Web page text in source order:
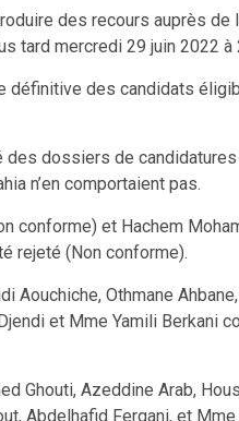
des recours auprès de
tard mercredi 29 juin 2022 à
définitive des candidats
des dossiers de
n’en comportaient pas.
conforme) et Hachem
rejeté (Non conforme).
Aouchiche, Othmane
et Mme Yamili Berkani
Ghouti, Azeddine Arab,
Abdelhafid Fergani, et